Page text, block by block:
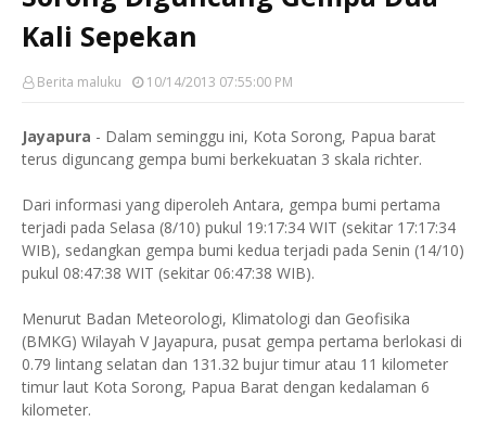
Kali Sepekan
Berita maluku 10/14/2013 07:55:00 PM
Jayapura - Dalam seminggu ini, Kota Sorong, Papua barat
terus diguncang gempa bumi berkekuatan 3 skala richter.
Dari informasi yang diperoleh Antara, gempa bumi pertama
terjadi pada Selasa (8/10) pukul 19:17:34 WIT (sekitar 17:17:34
WIB), sedangkan gempa bumi kedua terjadi pada Senin (14/10)
pukul 08:47:38 WIT (sekitar 06:47:38 WIB).
Menurut Badan Meteorologi, Klimatologi dan Geofisika
(BMKG) Wilayah V Jayapura, pusat gempa pertama berlokasi di
0.79 lintang selatan dan 131.32 bujur timur atau 11 kilometer
timur laut Kota Sorong, Papua Barat dengan kedalaman 6
kilometer.